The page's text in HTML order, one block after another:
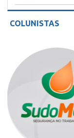
COLUNISTAS